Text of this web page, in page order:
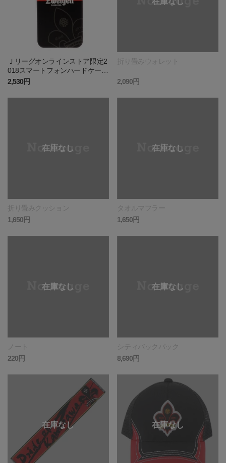
Ｊリーグオンラインストア限定2
018スマートフォンハードケース
(TWOTONE1)
2,530円
折り畳みウォレット
2,090円
折り畳みクッション
1,650円
タオルマフラー
1,650円
ノート
220円
シティバックパック
8,690円